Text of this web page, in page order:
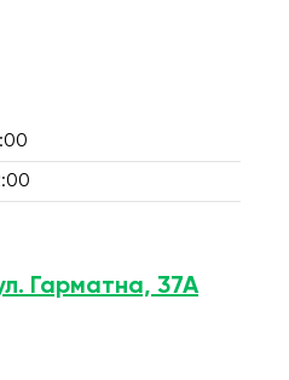
Гарматна, 37А